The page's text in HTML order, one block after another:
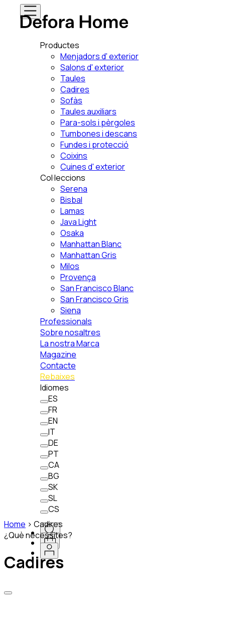
Productes
Menjadors d' exterior
Salons d' exterior
Taules
Cadires
Sofàs
Taules auxiliars
Para-sols i pèrgoles
Tumbones i descans
Fundes i protecció
Coixins
Cuines d' exterior
Col·leccions
Serena
Bisbal
Lamas
Java Light
Osaka
Manhattan Blanc
Manhattan Gris
Milos
Provença
San Francisco Blanc
San Francisco Gris
Siena
Professionals
Sobre nosaltres
La nostra Marca
Magazine
Contacte
Rebaixes
Idiomes
ES
FR
EN
IT
DE
PT
CA
BG
SK
SL
CS
Home > Cadires
¿Què necessites?
Cadires